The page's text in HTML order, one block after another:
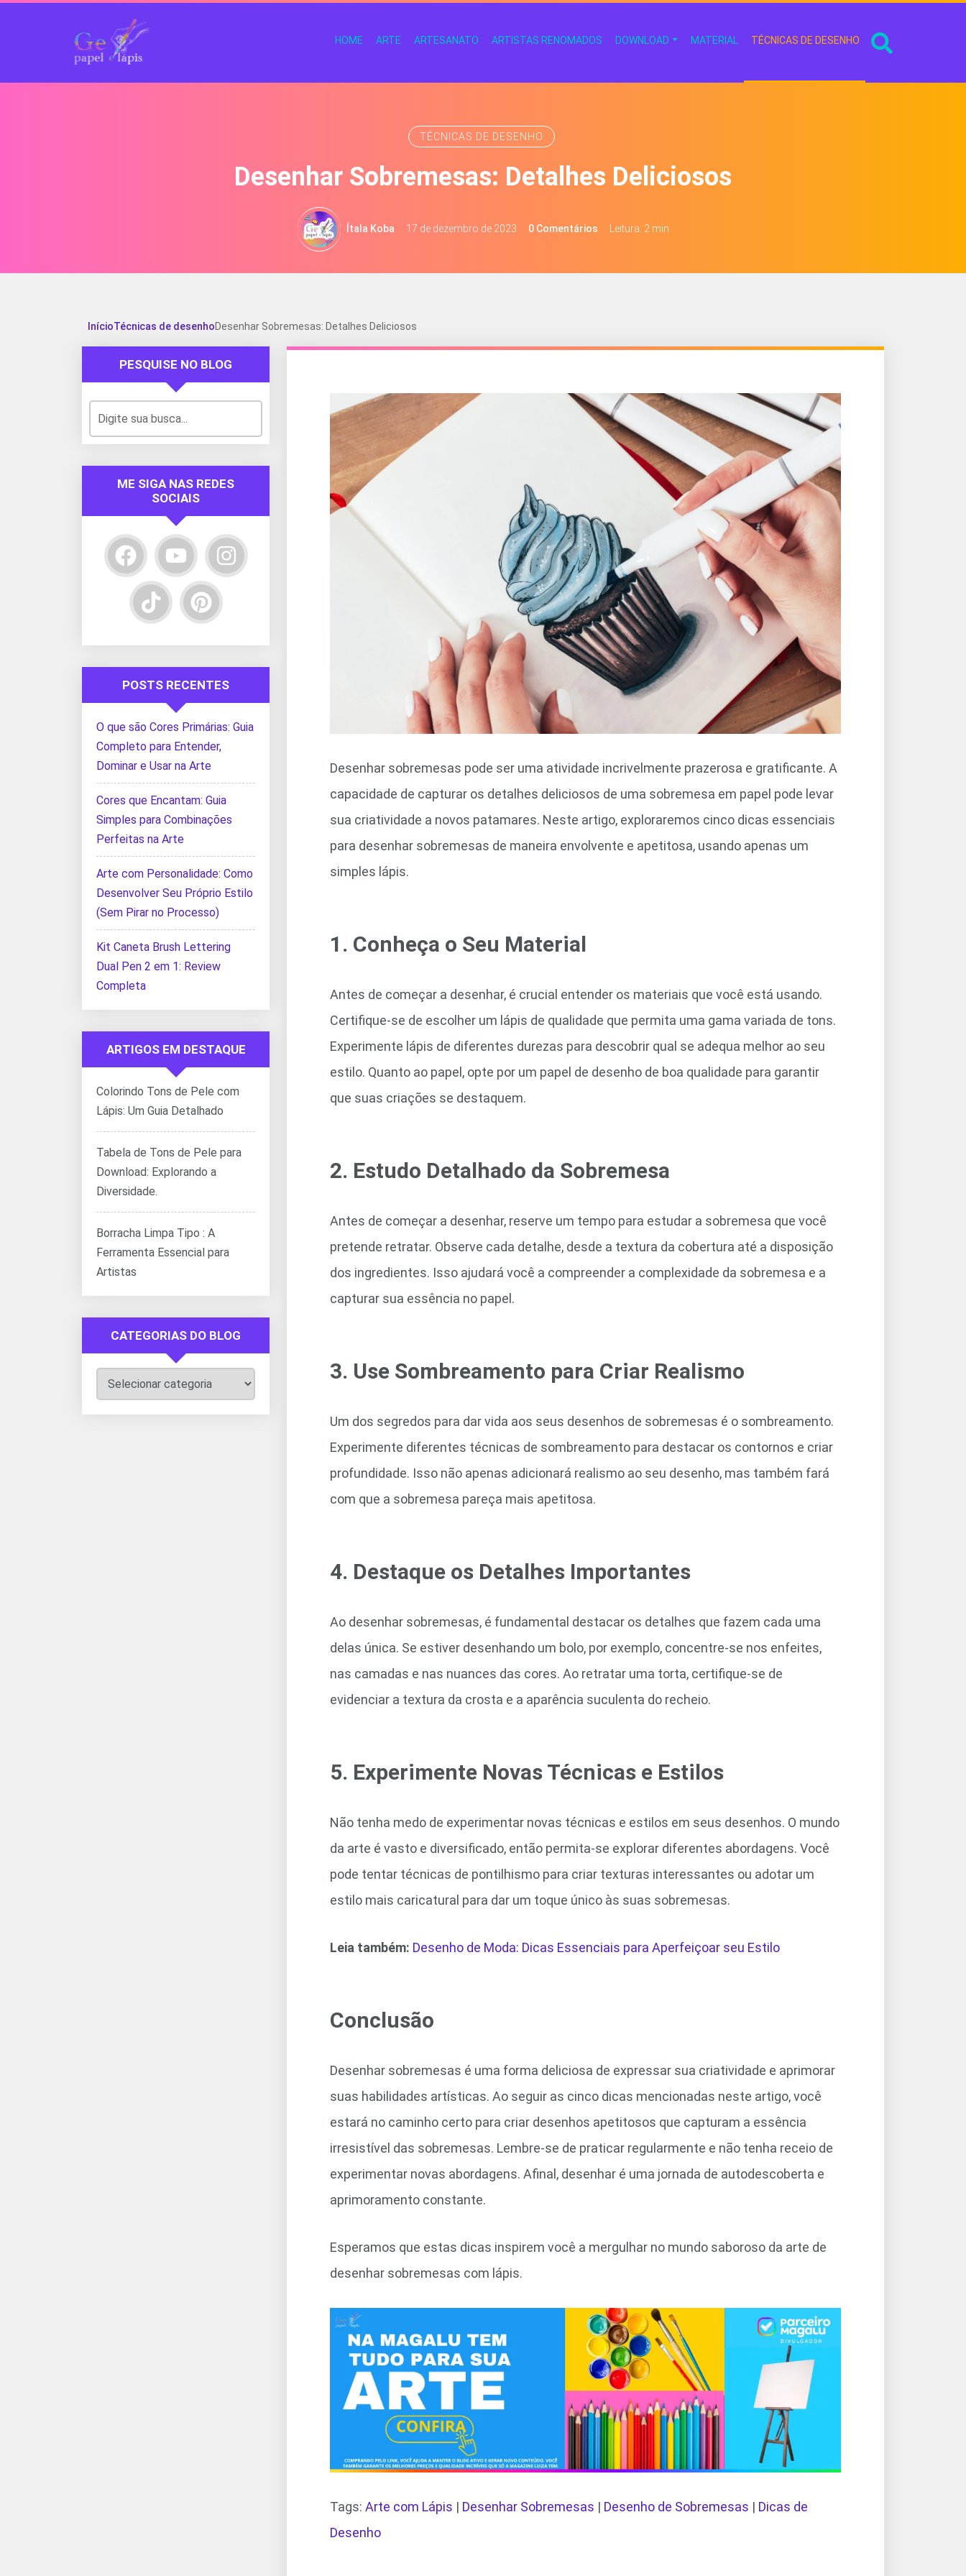
HOME ARTE ARTESANATO ARTISTAS RENOMADOS DOWNLOAD MATERIAL TÉCNICAS DE DESENHO
TÉCNICAS DE DESENHO
Desenhar Sobremesas: Detalhes Deliciosos
Ítala Koba 17 de dezembro de 2023 0 Comentários Leitura: 2 min
InícioTécnicas de desenhoDesenhar Sobremesas: Detalhes Deliciosos
Desenhar sobremesas pode ser uma atividade incrivelmente prazerosa e gratificante. A
capacidade de capturar os detalhes deliciosos de uma sobremesa em papel pode levar
sua criatividade a novos patamares. Neste artigo, exploraremos cinco dicas essenciais
para desenhar sobremesas de maneira envolvente e apetitosa, usando apenas um
simples lápis.
1. Conheça o Seu Material
Antes de começar a desenhar, é crucial entender os materiais que você está usando.
Certifique-se de escolher um lápis de qualidade que permita uma gama variada de tons.
Experimente lápis de diferentes durezas para descobrir qual se adequa melhor ao seu
estilo. Quanto ao papel, opte por um papel de desenho de boa qualidade para garantir
que suas criações se destaquem.
2. Estudo Detalhado da Sobremesa
Antes de começar a desenhar, reserve um tempo para estudar a sobremesa que você
pretende retratar. Observe cada detalhe, desde a textura da cobertura até a disposição
dos ingredientes. Isso ajudará você a compreender a complexidade da sobremesa e a
capturar sua essência no papel.
3. Use Sombreamento para Criar Realismo
Um dos segredos para dar vida aos seus desenhos de sobremesas é o sombreamento.
Experimente diferentes técnicas de sombreamento para destacar os contornos e criar
profundidade. Isso não apenas adicionará realismo ao seu desenho, mas também fará
com que a sobremesa pareça mais apetitosa.
4. Destaque os Detalhes Importantes
Ao desenhar sobremesas, é fundamental destacar os detalhes que fazem cada uma
delas única. Se estiver desenhando um bolo, por exemplo, concentre-se nos enfeites,
nas camadas e nas nuances das cores. Ao retratar uma torta, certifique-se de
evidenciar a textura da crosta e a aparência suculenta do recheio.
5. Experimente Novas Técnicas e Estilos
Não tenha medo de experimentar novas técnicas e estilos em seus desenhos. O mundo
da arte é vasto e diversificado, então permita-se explorar diferentes abordagens. Você
pode tentar técnicas de pontilhismo para criar texturas interessantes ou adotar um
estilo mais caricatural para dar um toque único às suas sobremesas.
Leia também: Desenho de Moda: Dicas Essenciais para Aperfeiçoar seu Estilo
Conclusão
Desenhar sobremesas é uma forma deliciosa de expressar sua criatividade e aprimorar
suas habilidades artísticas. Ao seguir as cinco dicas mencionadas neste artigo, você
estará no caminho certo para criar desenhos apetitosos que capturam a essência
irresistível das sobremesas. Lembre-se de praticar regularmente e não tenha receio de
experimentar novas abordagens. Afinal, desenhar é uma jornada de autodescoberta e
aprimoramento constante.
Esperamos que estas dicas inspirem você a mergulhar no mundo saboroso da arte de
desenhar sobremesas com lápis.
Tags: Arte com Lápis | Desenhar Sobremesas | Desenho de Sobremesas | Dicas de
Desenho
PESQUISE NO BLOG
ME SIGA NAS REDES
SOCIAIS
POSTS RECENTES
O que são Cores Primárias: Guia
Completo para Entender,
Dominar e Usar na Arte
Cores que Encantam: Guia
Simples para Combinações
Perfeitas na Arte
Arte com Personalidade: Como
Desenvolver Seu Próprio Estilo
(Sem Pirar no Processo)
Kit Caneta Brush Lettering
Dual Pen 2 em 1: Review
Completa
ARTIGOS EM DESTAQUE
Colorindo Tons de Pele com
Lápis: Um Guia Detalhado
Tabela de Tons de Pele para
Download: Explorando a
Diversidade.
Borracha Limpa Tipo : A
Ferramenta Essencial para
Artistas
CATEGORIAS DO BLOG
Categorias
do
Blog